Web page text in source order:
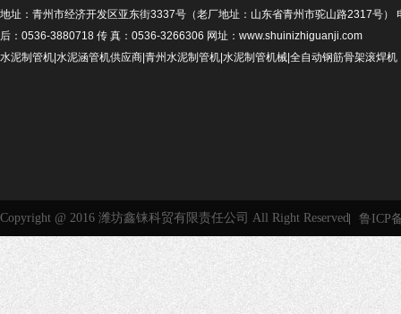
地址：青州市经济开发区亚东街3337号（老厂地址：山东省青州市驼山路2317号
后：0536-3880718 传 真：0536-3266306 网址：www.shuinizhiguanji.com
水泥制管机|水泥涵管机供应商|青州水泥制管机|水泥制管机械|全自动钢筋骨架滚焊机
Copyright @ 2016 潍坊鑫铼科贸有限责任公司 All Right Reserved 鲁ICP